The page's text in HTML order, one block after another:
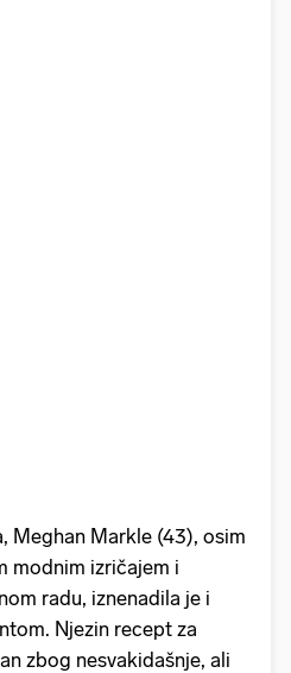
Meghan Markle (43), osim
modnim izričajem i
radu, iznenadila je i
Njezin recept za
zbog nesvakidašnje, ali